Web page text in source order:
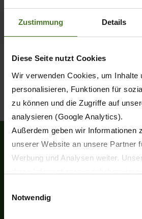
Zustimmung Details
Diese Seite nutzt Cookies
Wir verwenden Cookies, um Inhalte
personalisieren, Funktionen für
zu können und die Zugriffe auf
analysieren (Google Analytics).
Außerdem geben wir Informationen
unserer Website an unsere Partner
Werbung und Analysen weiter.
sie im Rahmen Ihrer Nutzung der
Notwendig
1
12121 Forest Park